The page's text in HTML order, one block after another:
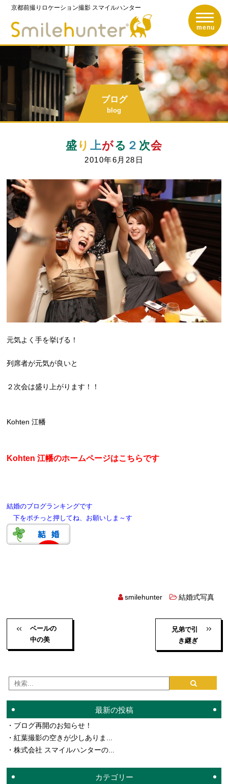
京都前撮りロケーション撮影 スマイルハンター
京都前撮りロケーシ
toggle
menu
ブログ
blog
盛 り 上がる ２ 次会
2010年6月28日
元気よく手を挙げる！
列席者が元気が良いと
２次会は盛り上がります！！
Kohten 江幡
Kohten 江幡のホームページはこちらです
結婚のブログランキングです
下をポチっと押してね、お願いしま～す
smilehunter 結婚式写真
ベールの
中の美
兄弟で引
き継ぎ
最新の投稿
ブログ再開のお知らせ！
紅葉撮影の空きが少しありま...
株式会社 スマイルハンターの...
カテゴリー